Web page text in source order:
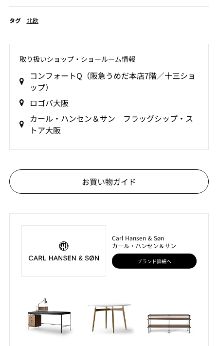
タグ 北欧
取り扱いショップ‧ショールーム情報
コンフォートQ（阪急うめだ本店7階／十三ショ
ップ）
ロゴバ大阪
カール・ハンセン＆サン フラッグシップ・ス
トア大阪
お買い物ガイド
Carl Hansen & Søn
カール・ハンセン＆サン
ブランド詳細へ